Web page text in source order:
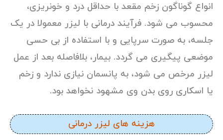
انواع گوناگون زخم مقعد با حداقل درد و خونریزی،
محسوب می شود. فرآیند درمانی با لیزر معمولا در یک
جلسه، به صورت سرپایی و با استفاده از بی حسی
موضعی پیگیری می گردد. بیمار، بلافاصله بعد از عمل
لیزر مرخص می شود، به پانسمان نیازی ندارد و زخم
یا اسکاری روی بدن وی مشهود نخواهد بود.
هزینه های لیزر درمانی